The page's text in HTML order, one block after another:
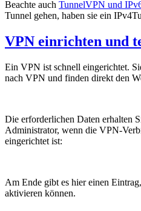
Beachte auch TunnelVPN und
Tunnel gehen, haben sie ein
VPN einrichten und
Ein VPN ist schnell eingerichtet.
nach VPN und finden direkt den
Die erforderlichen Daten erhalten
Administrator, wenn die VPN-
eingerichtet ist:
Am Ende gibt es hier einen
aktivieren können.